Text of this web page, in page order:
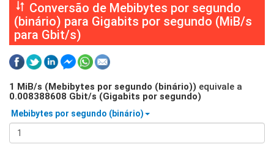
Conversão de Mebibytes por segundo
(binário) para Gigabits por segundo (MiB/s
para Gbit/s)
1 MiB/s (Mebibytes por segundo (binário)) equivale a
0.008388608 Gbit/s (Gigabits por segundo)
Mebibytes por segundo (binário)